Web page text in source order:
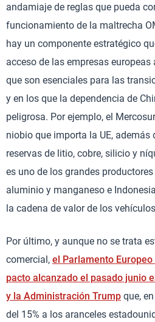
andamiaje de reglas que pueda
funcionamiento de la maltrecha
hay un componente estratégico
acceso de las empresas
que son esenciales para las
y en los que la dependencia de
peligrosa. Por ejemplo, el
niobio que importa la UE, además
reservas de litio, cobre, silicio y
es uno de los grandes
aluminio y manganeso e
la cadena de valor de los
Por último, y aunque no se trata
comercial, el Parlamento
pacto alcanzado el pasado junio
y la Administración Trump que,
del 15% a los aranceles